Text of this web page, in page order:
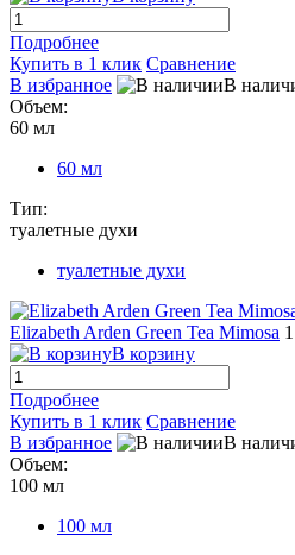
Подробнее
Купить в 1 клик Сравнение
В избранное
В
Объем:
60 мл
60 мл
Тип:
туалетные духи
туалетные духи
Elizabeth Arden Green Tea Mimosa
В корзину
Подробнее
Купить в 1 клик Сравнение
В избранное
В
Объем:
100 мл
100 мл